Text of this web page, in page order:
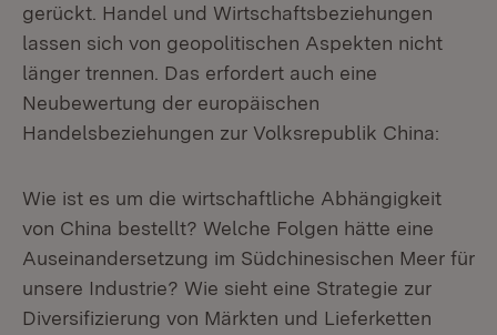
gerückt. Handel und Wirtschaftsbeziehungen
lassen sich von geopolitischen Aspekten nicht
länger trennen. Das erfordert auch eine
Neubewertung der europäischen
Handelsbeziehungen zur Volksrepublik China:
Wie ist es um die wirtschaftliche Abhängigkeit
von China bestellt? Welche Folgen hätte eine
Auseinandersetzung im Südchinesischen Meer für
unsere Industrie? Wie sieht eine Strategie zur
Diversifizierung von Märkten und Lieferketten